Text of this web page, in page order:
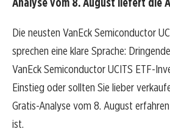
Analyse vom 8. August liefert die
Die neusten VanEck Semiconductor
sprechen eine klare Sprache:
VanEck Semiconductor UCITS ETF-
Einstieg oder sollten Sie lieber
Gratis-Analyse vom 8. August
ist.